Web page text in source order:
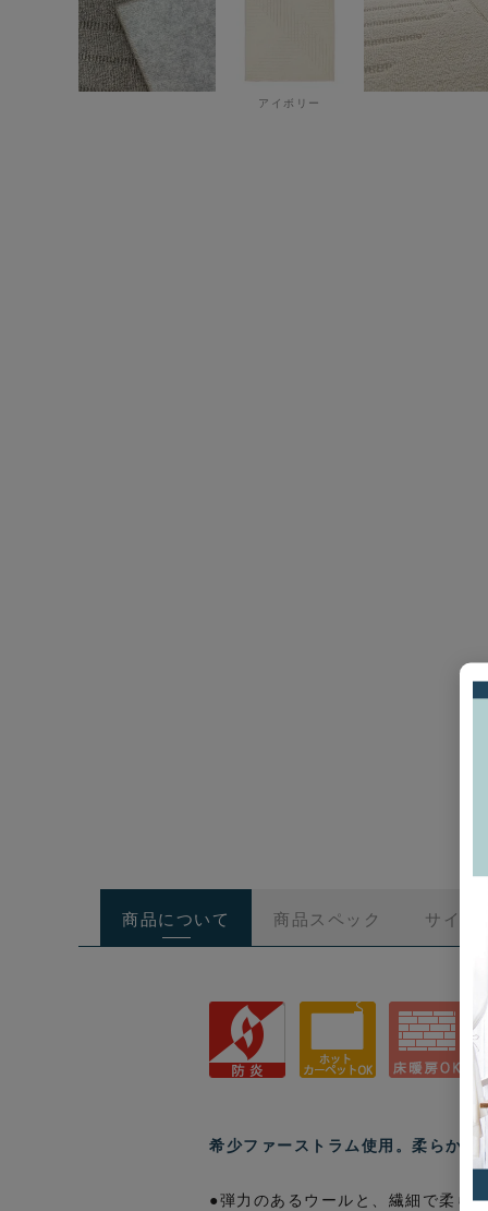
アイボリー
商品について 商品スペック サイズ
希少ファーストラム使用。柔らか
●弾力のあるウールと、繊細で柔ら